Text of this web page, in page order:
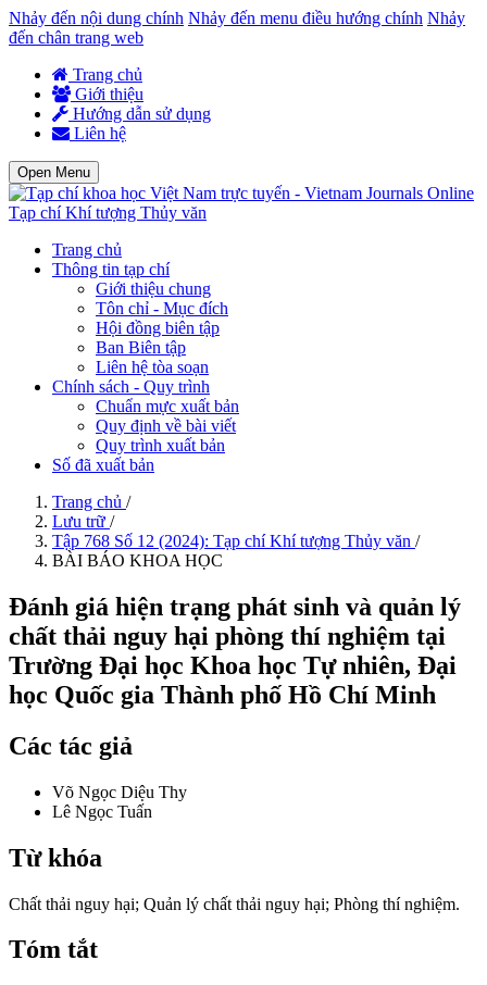
Nhảy đến nội dung chính Nhảy đến menu điều hướng chính Nhảy
đến chân trang web
Trang chủ
Giới thiệu
Hướng dẫn sử dụng
Liên hệ
Open Menu
Tạp chí Khí tượng Thủy văn
Trang chủ
Thông tin tạp chí
Giới thiệu chung
Tôn chỉ - Mục đích
Hội đồng biên tập
Ban Biên tập
Liên hệ tòa soạn
Chính sách - Quy trình
Chuẩn mực xuất bản
Quy định về bài viết
Quy trình xuất bản
Số đã xuất bản
Trang chủ /
Lưu trữ /
Tập 768 Số 12 (2024): Tạp chí Khí tượng Thủy văn /
BÀI BÁO KHOA HỌC
Đánh giá hiện trạng phát sinh và quản lý
chất thải nguy hại phòng thí nghiệm tại
Trường Đại học Khoa học Tự nhiên, Đại
học Quốc gia Thành phố Hồ Chí Minh
Các tác giả
Võ Ngọc Diệu Thy
Lê Ngọc Tuấn
Từ khóa
Chất thải nguy hại; Quản lý chất thải nguy hại; Phòng thí nghiệm.
Tóm tắt